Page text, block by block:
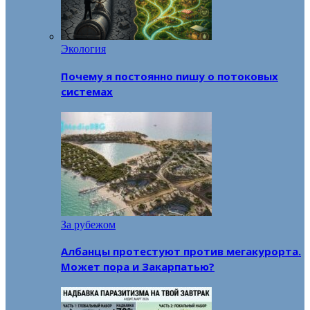
Экология
Почему я постоянно пишу о потоковых
системах
За рубежом
Албанцы протестуют против мегакурорта.
Может пора и Закарпатью?